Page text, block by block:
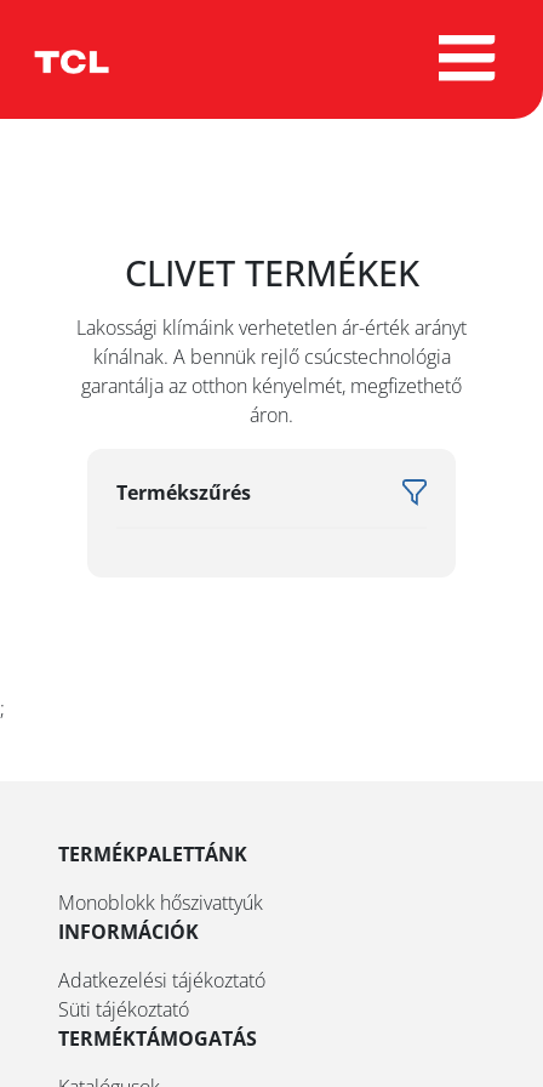
CLIVET TERMÉKEK
Lakossági klímáink verhetetlen ár-érték arányt
kínálnak. A bennük rejlő csúcstechnológia
garantálja az otthon kényelmét, megfizethető
áron.
Termékszűrés
;
TERMÉKPALETTÁNK
Monoblokk hőszivattyúk
INFORMÁCIÓK
Adatkezelési tájékoztató
Süti tájékoztató
TERMÉKTÁMOGATÁS